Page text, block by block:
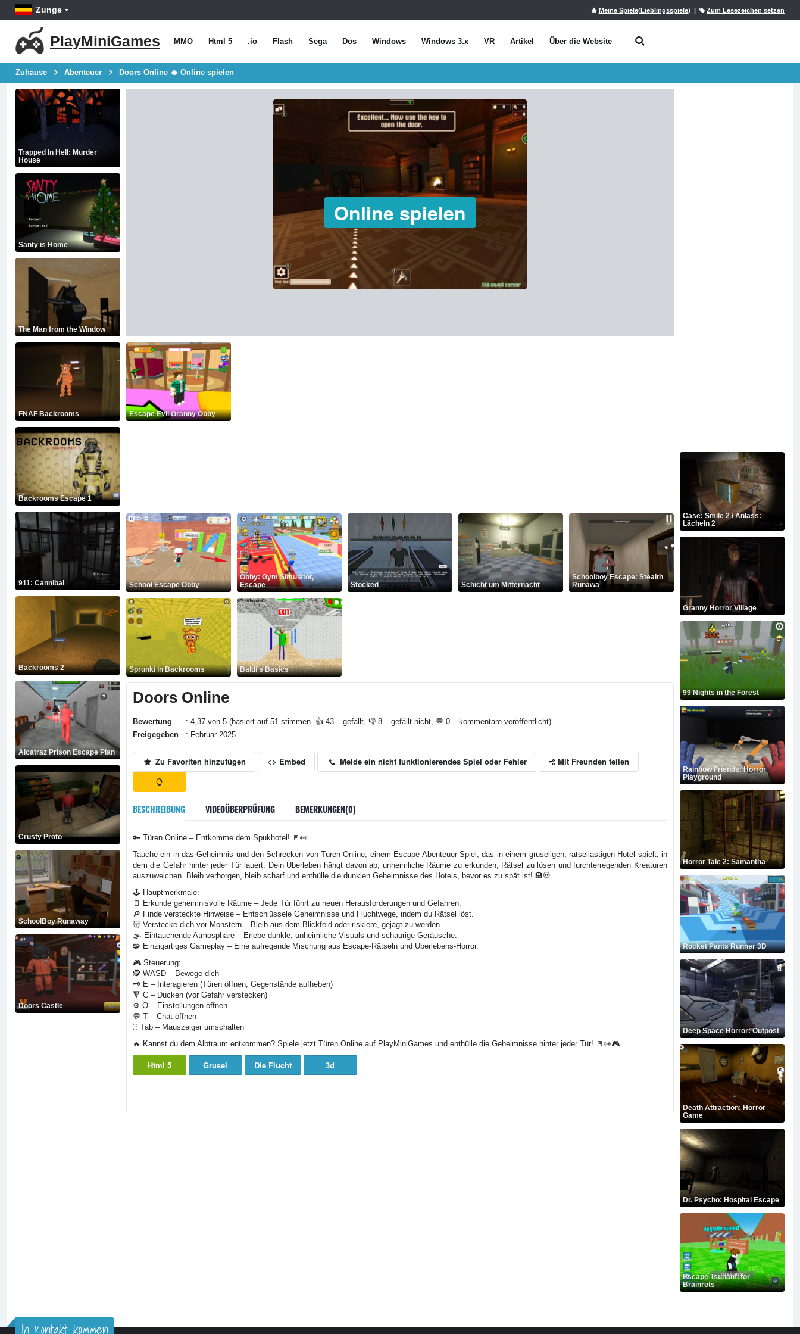
Zunge Meine Spiele(Lieblingsspiele) | Zum Lesezeichen setzen
PlayMiniGames MMO Html 5 .io Flash Sega Dos Windows Windows 3.x VR Artikel Über die Website
Zuhause Abenteuer Doors Online 🔥 Online spielen
Trapped In Hell: Murder
House
Santy is Home
The Man from the Window
FNAF Backrooms
Backrooms Escape 1
911: Cannibal
Backrooms 2
Alcatraz Prison Escape Plan
Crusty Proto
SchoolBoy Runaway
Doors Castle
Online spielen
Escape Evil Granny Obby
School Escape Obby
Obby: Gym Simulator,
Escape
Stocked Schicht um Mitternacht
Schoolboy Escape: Stealth
Runawa
Sprunki in Backrooms Baldi's Basics
Doors Online
Bewertung
: 4,37 von 5 (basiert auf 51 stimmen. 👍 43 – gefällt, 👎 8 – gefällt nicht, 💬 0 – kommentare veröffentlicht)
Freigegeben
: Februar 2025
Zu Favoriten hinzufügen <> Embed Melde ein nicht funktionierendes Spiel oder Fehler Mit Freunden teilen
BESCHREIBUNG VIDEOÜBERPRÜFUNG BEMERKUNGEN(0)
🔑 Türen Online – Entkomme dem Spukhotel! 🚪👀
Tauche ein in das Geheimnis und den Schrecken von Türen Online, einem Escape-Abenteuer-Spiel, das in einem gruseligen, rätsellastigen Hotel spielt, in
dem die Gefahr hinter jeder Tür lauert. Dein Überleben hängt davon ab, unheimliche Räume zu erkunden, Rätsel zu lösen und furchterregenden Kreaturen
auszuweichen. Bleib verborgen, bleib scharf und enthülle die dunklen Geheimnisse des Hotels, bevor es zu spät ist! 🏨💀
🕹️ Hauptmerkmale:
🚪 Erkunde geheimnisvolle Räume – Jede Tür führt zu neuen Herausforderungen und Gefahren.
🔎 Finde versteckte Hinweise – Entschlüssele Geheimnisse und Fluchtwege, indem du Rätsel löst.
👹 Verstecke dich vor Monstern – Bleib aus dem Blickfeld oder riskiere, gejagt zu werden.
🌫️ Eintauchende Atmosphäre – Erlebe dunkle, unheimliche Visuals und schaurige Geräusche.
🧩 Einzigartiges Gameplay – Eine aufregende Mischung aus Escape-Rätseln und Überlebens-Horror.
🎮 Steuerung:
🕵️ WASD – Bewege dich
🗝️ E – Interagieren (Türen öffnen, Gegenstände aufheben)
🔻 C – Ducken (vor Gefahr verstecken)
⚙️ O – Einstellungen öffnen
💬 T – Chat öffnen
🖱️ Tab – Mauszeiger umschalten
🔥 Kannst du dem Albtraum entkommen? Spiele jetzt Türen Online auf PlayMiniGames und enthülle die Geheimnisse hinter jeder Tür! 🚪👀🎮
Html 5 Grusel Die Flucht 3d
Case: Smile 2 / Anlass:
Lächeln 2
Granny Horror Village
99 Nights in the Forest
Rainbow Friends: Horror
Playground
Horror Tale 2: Samantha
Rocket Pants Runner 3D
Deep Space Horror: Outpost
Death Attraction: Horror
Game
Dr. Psycho: Hospital Escape
Escape Tsunami for
Brainrots
In Kontakt kommen